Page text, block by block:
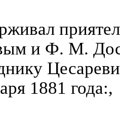
и Ф. М.
1881 года:,